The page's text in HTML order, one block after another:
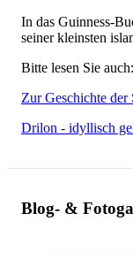
In das Guinness-
seiner kleinsten
Bitte lesen Sie auch:
Zur Geschichte
Drilon - idyllisch
Blog- &